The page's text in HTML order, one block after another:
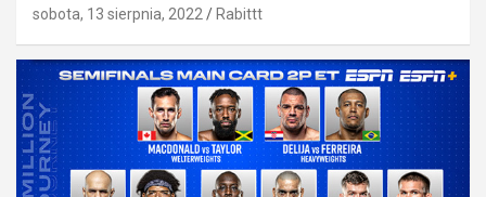
sobota, 13 sierpnia, 2022 Rabittt